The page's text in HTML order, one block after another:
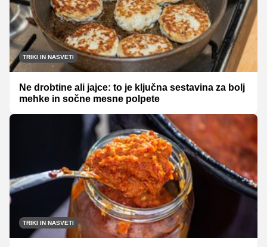
TRIKI IN NASVETI
Ne drobtine ali jajce: to je ključna sestavina za bolj
mehke in sočne mesne polpete
TRIKI IN NASVETI